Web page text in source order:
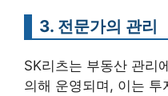
3. 전문가의 관리
SK리츠는 부동산 관리
의해 운영되며, 이는